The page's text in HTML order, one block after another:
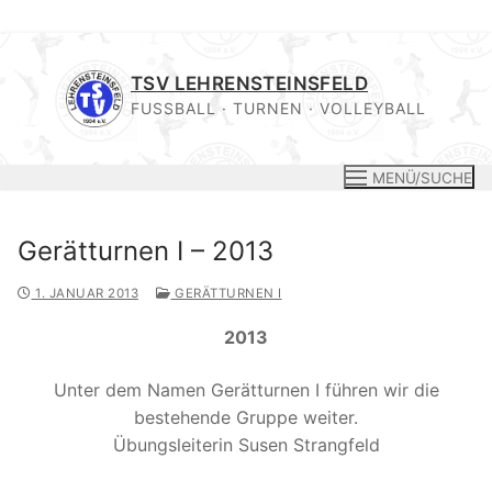
springen
TSV LEHRENSTEINSFELD
FUSSBALL · TURNEN · VOLLEYBALL
MENÜ/SUCHE
Gerätturnen I – 2013
1. JANUAR 2013 GERÄTTURNEN I
2013
Unter dem Namen Gerätturnen I führen wir die
bestehende Gruppe weiter.
Übungsleiterin Susen Strangfeld